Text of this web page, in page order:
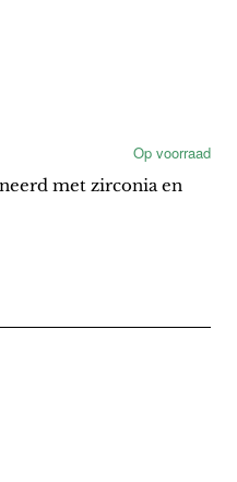
Op voorraad
met zirconia en